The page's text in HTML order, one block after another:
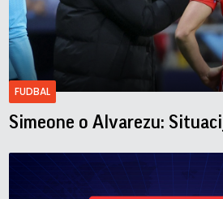
FUDBAL
Simeone o Alvarezu: